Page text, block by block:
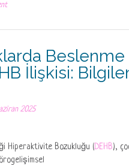
Beslenme
İlişkisi:
2025
Hiperaktivite Bozukluğu (DEHB),